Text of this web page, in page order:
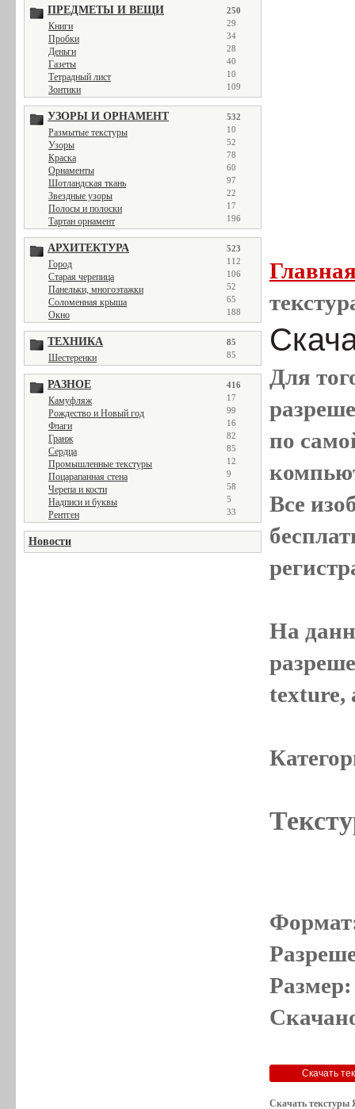
ПРЕДМЕТЫ И ВЕЩИ 250
Книги 29
Пробки 34
Деньги 28
Газеты 40
Тетрадный лист 10
Зонтики 109
УЗОРЫ И ОРНАМЕНТ 532
Размытые текстуры 10
Узоры 52
Краска 78
Орнаменты 60
Шотландская ткань 97
Звездные узоры 22
Полосы и полоски 17
Тартан орнамент 196
АРХИТЕКТУРА 523
Город 112
Старая черепица 106
Панельки, многоэтажки 52
Соломенная крыша 65
Окно 188
ТЕХНИКА 85
Шестеренки 85
РАЗНОЕ 416
Камуфляж 17
Рождество и Новый год 99
Флаги 16
Гранж 82
Сердца 85
Промышленные текстуры 12
Поцарапанная стена 9
Черепа и кости 58
Надписи и буквы 5
Рентген 33
Новости
Для
по
Все
На
texture,
Скачать текстуры